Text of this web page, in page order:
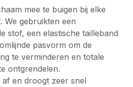
mee te buigen bij elke
We gebruikten een
stof, een elastische tailleband
pasvorm om de
te verminderen en totale
ontgrendelen.
en droogt zeer snel